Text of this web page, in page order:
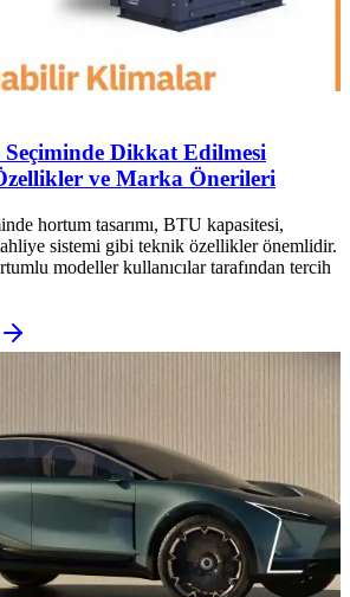
Dikkat Edilmesi
ve Marka Önerileri
hortum tasarımı, BTU kapasitesi,
sistemi gibi teknik özellikler önemlidir.
modeller kullanıcılar tarafından tercih